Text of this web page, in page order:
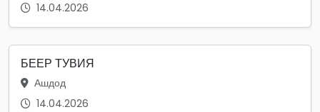
14.04.2026
БЕЕР ТУВИЯ
Ашдод
14.04.2026